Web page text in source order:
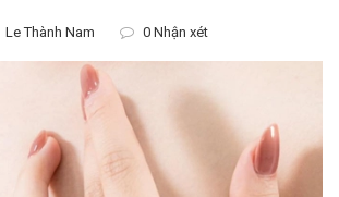
Le Thành Nam 0 Nhận xét